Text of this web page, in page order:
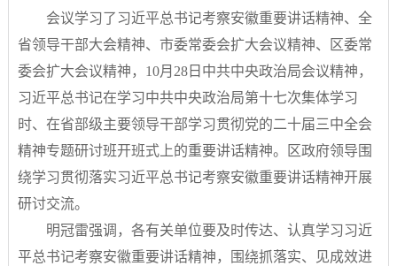
会议学习了习近平总书记考察安徽重要讲话精神、全
省领导干部大会精神、市委常委会扩大会议精神、区委常
委会扩大会议精神，10月28日中共中央政治局会议精神，
习近平总书记在学习中共中央政治局第十七次集体学习
时、在省部级主要领导干部学习贯彻党的二十届三中全会
精神专题研讨班开班式上的重要讲话精神。区政府领导围
绕学习贯彻落实习近平总书记考察安徽重要讲话精神开展
研讨交流。
明冠雷强调，各有关单位要及时传达、认真学习习近
平总书记考察安徽重要讲话精神，围绕抓落实、见成效进